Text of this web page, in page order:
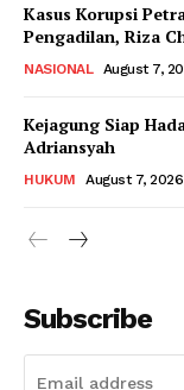
Kasus Korupsi
Pengadilan, Riza
NASIONAL August 7,
Kejagung Siap
Adriansyah
HUKUM August 7, 2026
Subscribe